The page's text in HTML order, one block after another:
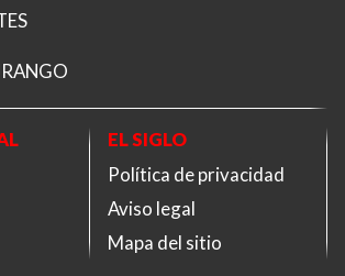
EL SIGLO
Política de privacidad
Aviso legal
Mapa del sitio